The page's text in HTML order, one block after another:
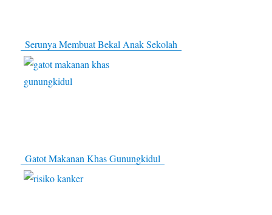
Serunya Membuat Bekal Anak Sekolah
Gatot Makanan Khas Gunungkidul